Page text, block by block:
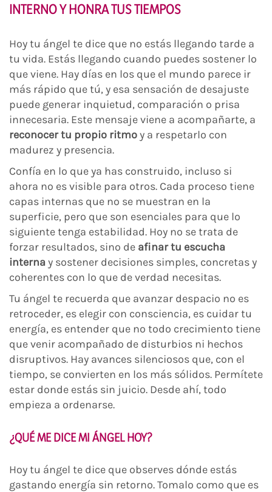
INTERNO Y HONRA TUS TIEMPOS
Hoy tu ángel te dice que no estás llegando tarde a
tu vida. Estás llegando cuando puedes sostener lo
que viene. Hay días en los que el mundo parece ir
más rápido que tú, y esa sensación de desajuste
puede generar inquietud, comparación o prisa
innecesaria. Este mensaje viene a acompañarte, a
reconocer tu propio ritmoy a respetarlo con
madurez y presencia.
Confía en lo que ya has construido, incluso si
ahora no es visible para otros. Cada proceso tiene
capas internas que no se muestran en la
superficie, pero que son esenciales para que lo
siguiente tenga estabilidad. Hoy no se trata de
forzar resultados, sino de afinar tu escucha
interna y sostener decisiones simples, concretas y
coherentes con lo que de verdad necesitas.
Tu ángel te recuerda que avanzar despacio no es
retroceder, es elegir con consciencia, es cuidar tu
energía, es entender que no todo crecimiento tiene
que venir acompañado de disturbios ni hechos
disruptivos. Hay avances silenciosos que, con el
tiempo, se convierten en los más sólidos. Permítete
estar donde estás sin juicio. Desde ahí, todo
empieza a ordenarse.
¿QUÉ ME DICE MI ÁNGEL HOY?
Hoy tu ángel te dice que observes dónde estás
gastando energía sin retorno. Tomalo como que es